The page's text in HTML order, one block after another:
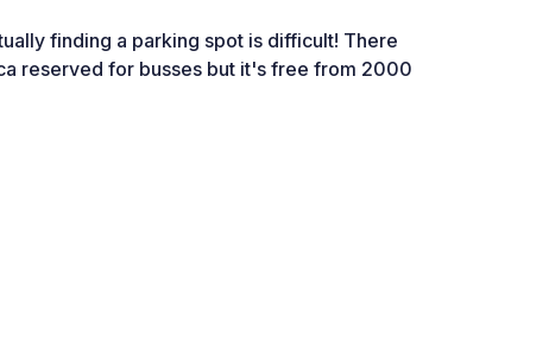
finding a parking spot is difficult! There
reserved for busses but it's free from 2000